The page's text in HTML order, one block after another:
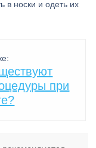
в носки и одеть их
при